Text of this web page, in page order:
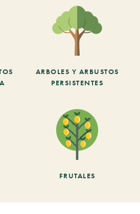
ARBOLES Y ARBUSTOS
PERSISTENTES
FRUTALES